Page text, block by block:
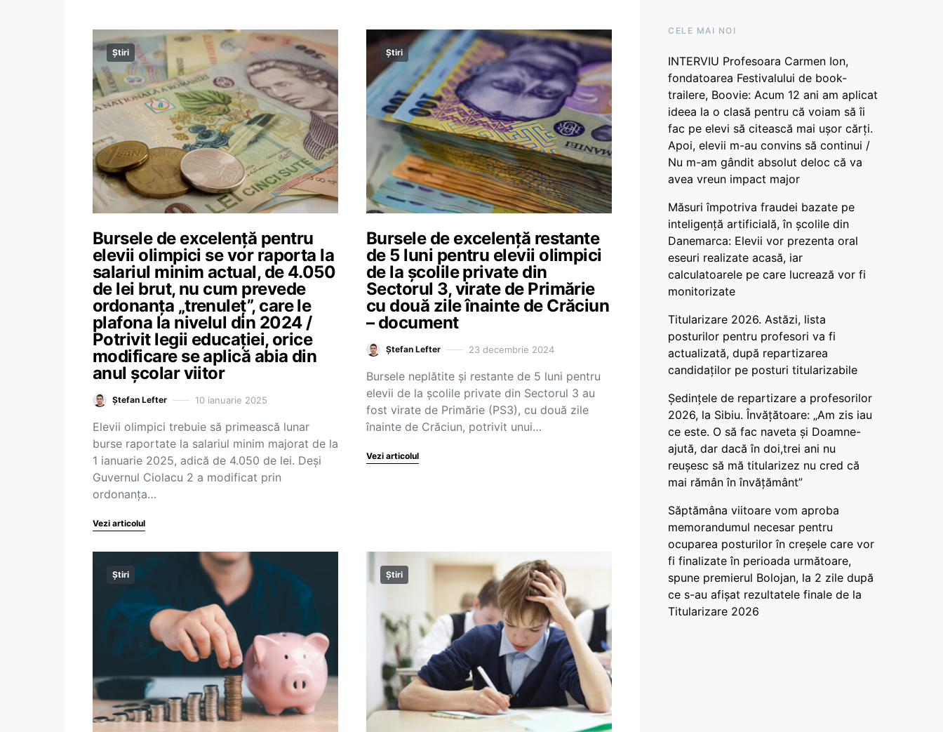
Știri
Bursele de excelență pentru
elevii olimpici se vor raporta la
salariul minim actual, de 4.050
de lei brut, nu cum prevede
ordonanța „trenuleț”, care le
plafona la nivelul din 2024 /
Potrivit legii educației, orice
modificare se aplică abia din
anul școlar viitor
Ștefan Lefter 10 ianuarie 2025
Elevii olimpici trebuie să primească lunar
burse raportate la salariul minim majorat de la
1 ianuarie 2025, adică de 4.050 de lei. Deși
Guvernul Ciolacu 2 a modificat prin
ordonanța…
Vezi articolul
Știri
Bursele de excelență restante
de 5 luni pentru elevii olimpici
de la școlile private din
Sectorul 3, virate de Primărie
cu două zile înainte de Crăciun
– document
Ștefan Lefter 23 decembrie 2024
Bursele neplătite și restante de 5 luni pentru
elevii de la școlile private din Sectorul 3 au
fost virate de Primărie (PS3), cu două zile
înainte de Crăciun, potrivit unui…
Vezi articolul
Știri Știri
CELE MAI NOI
INTERVIU Profesoara Carmen Ion,
fondatoarea Festivalului de book-
trailere, Boovie: Acum 12 ani am aplicat
ideea la o clasă pentru că voiam să îi
fac pe elevi să citească mai ușor cărți.
Apoi, elevii m-au convins să continui /
Nu m-am gândit absolut deloc că va
avea vreun impact major
Măsuri împotriva fraudei bazate pe
inteligență artificială, în școlile din
Danemarca: Elevii vor prezenta oral
eseuri realizate acasă, iar
calculatoarele pe care lucrează vor fi
monitorizate
Titularizare 2026. Astăzi, lista
posturilor pentru profesori va fi
actualizată, după repartizarea
candidaților pe posturi titularizabile
Ședințele de repartizare a profesorilor
2026, la Sibiu. Învățătoare: „Am zis iau
ce este. O să fac naveta și Doamne-
ajută, dar dacă în doi,trei ani nu
reușesc să mă titularizez nu cred că
mai rămân în învățământ”
Săptămâna viitoare vom aproba
memorandumul necesar pentru
ocuparea posturilor în creșele care vor
fi finalizate în perioada următoare,
spune premierul Bolojan, la 2 zile după
ce s-au afișat rezultatele finale de la
Titularizare 2026